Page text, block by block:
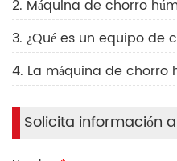
3. ¿Qué es un equipo de
Solicita información